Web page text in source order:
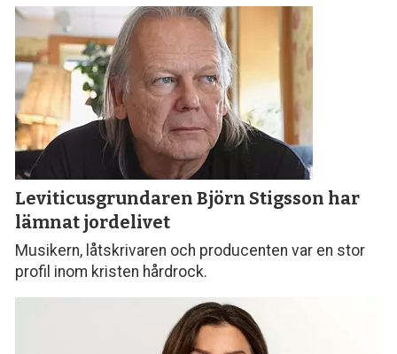
Leviticusgrundaren Björn Stigsson har
lämnat jordelivet
Musikern, låtskrivaren och producenten var en stor
profil inom kristen hårdrock.